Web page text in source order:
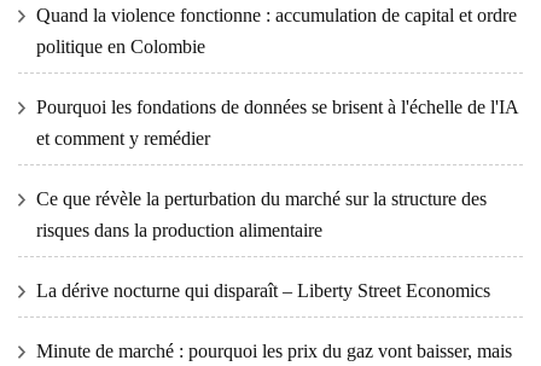
Quand la violence fonctionne : accumulation de capital et ordre
politique en Colombie
Pourquoi les fondations de données se brisent à l'échelle de l'IA
et comment y remédier
Ce que révèle la perturbation du marché sur la structure des
risques dans la production alimentaire
La dérive nocturne qui disparaît – Liberty Street Economics
Minute de marché : pourquoi les prix du gaz vont baisser, mais